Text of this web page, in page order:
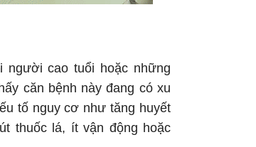
người cao tuổi hoặc những
căn bệnh này đang có xu
tố nguy cơ như tăng huyết
thuốc lá, ít vận động hoặc